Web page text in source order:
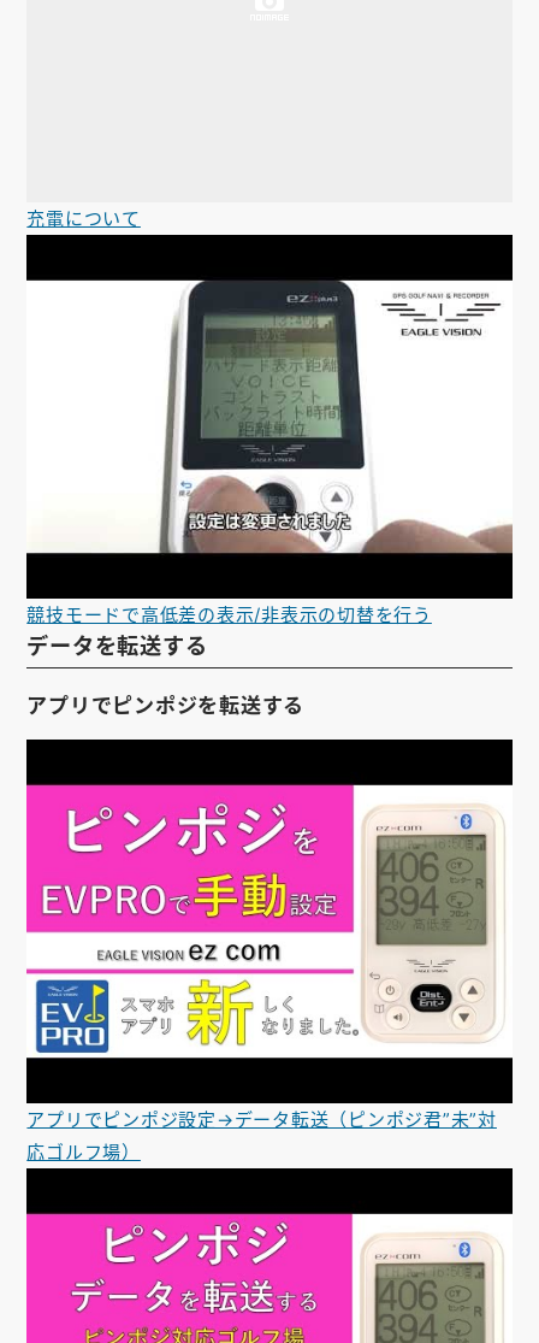
充電について
競技モードで高低差の表示/非表示の切替を行う
データを転送する
アプリでピンポジを転送する
アプリでピンポジ設定→データ転送（ピンポジ君”未”対
応ゴルフ場）